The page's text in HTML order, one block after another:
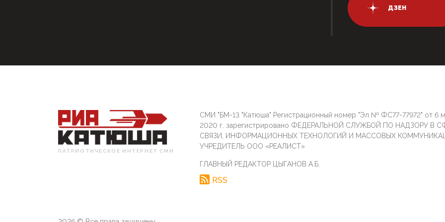
ДЗЕН
ПАТРИОТИЧЕСКОЕ ИНТЕРНЕТ СМИ
СМИ "БМ-13 "Катюша" Регистрационный номер "Эл № ФС77-77972" от 6
2020 г. зарегистрировано ФЕДЕРАЛЬНОЙ СЛУЖБОЙ ПО НАДЗОРУ В
СВЯЗИ, ИНФОРМАЦИОННЫХ ТЕХНОЛОГИЙ И МАССОВЫХ
УЧРЕДИТЕЛЬ ООО «РЕАЛИСТ»
ГЛАВНЫЙ РЕДАКТОР ЦЫГАНОВ А.Б.
RSS